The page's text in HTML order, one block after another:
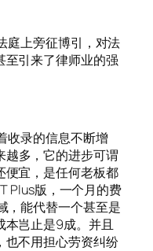
庭上旁征博引，对法
至引来了律师业的强
收录的信息不断增
越多，它的进步可谓
便宜，是任何老板都
Plus版，一个月的费
，能代替一个甚至是
岂止是9成。并且
也不用担心劳资纠纷